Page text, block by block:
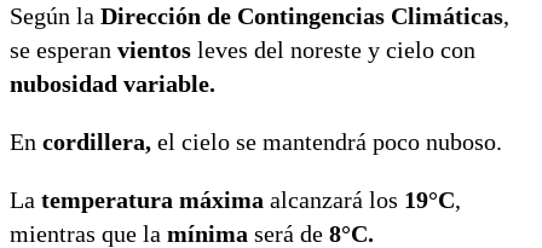
Según la Dirección de Contingencias Climáticas,
se esperan vientos leves del noreste y cielo con
nubosidad variable.
En cordillera, el cielo se mantendrá poco nuboso.
La temperatura máxima alcanzará los 19°C,
mientras que la mínima será de 8°C.